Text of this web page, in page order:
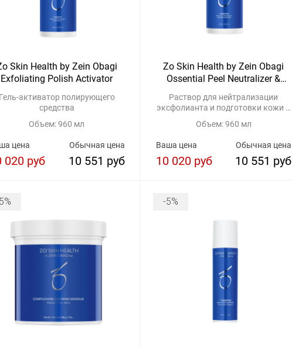
Skin Health by Zein Obagi
Exfoliating Polish Activator
активатор полирующего
средства
Объем: 960 мл
Обычная цена
10 551 руб
цена
020 руб
Zo Skin Health by Zein Obagi
Ossential Peel Neutralizer &
Extraction Prep
Раствор для нейтрализации
эксфолианта и подготовки кожи к
Объем: 960 мл
Обычная цена
10 551 руб
Ваша цена
10 020 руб
-5%